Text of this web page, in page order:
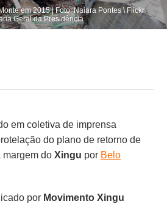
em 2015 | Foto: Naiara Pontes \ Flickr
Geral da Presidência
em coletiva de imprensa
do plano de retorno de
margem doXingu por Belo
por Movimento Xingu